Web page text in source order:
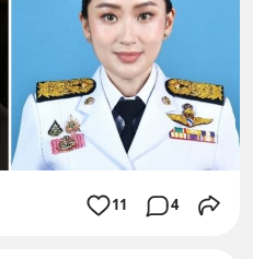
11 4